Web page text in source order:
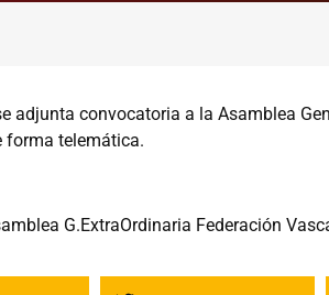
adjunta convocatoria a la Asamblea
forma telemática.
G.ExtraOrdinaria Federación